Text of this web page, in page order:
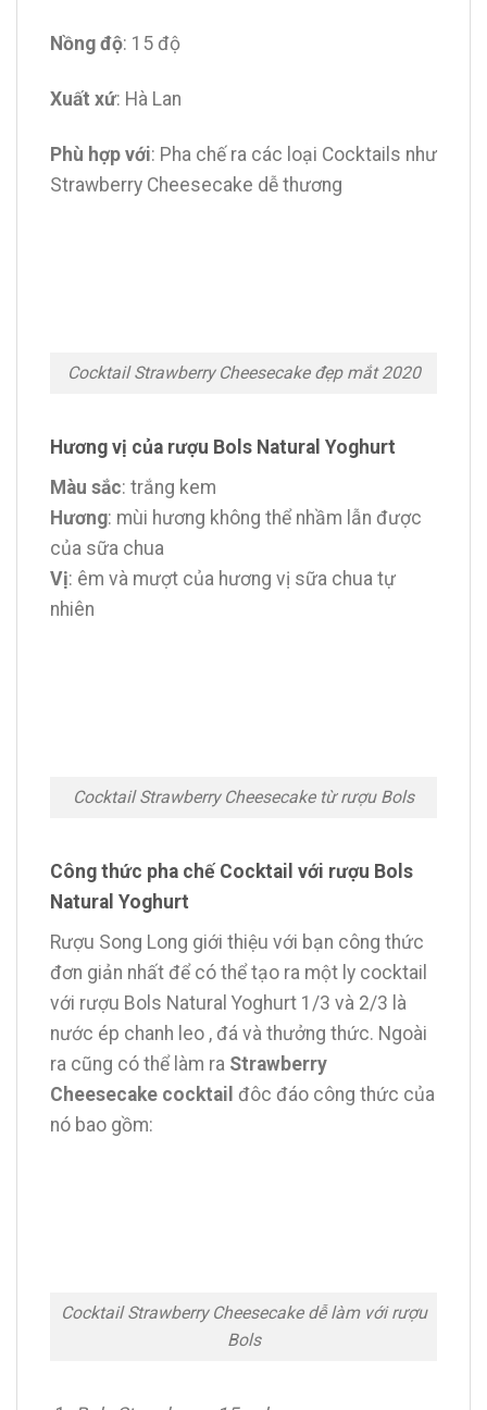
Nồng độ: 15 độ
Xuất xứ: Hà Lan
Phù hợp với: Pha chế ra các loại Cocktails như
Strawberry Cheesecake dễ thương
Cocktail Strawberry Cheesecake đẹp mắt 2020
Hương vị của rượu Bols Natural Yoghurt
Màu sắc: trắng kem
Hương: mùi hương không thể nhầm lẫn được
của sữa chua
Vị: êm và mượt của hương vị sữa chua tự
nhiên
Cocktail Strawberry Cheesecake từ rượu Bols
Công thức pha chế Cocktail với rượu Bols
Natural Yoghurt
Rượu Song Long giới thiệu với bạn công thức
đơn giản nhất để có thể tạo ra một ly cocktail
với rượu Bols Natural Yoghurt 1/3 và 2/3 là
nước ép chanh leo , đá và thưởng thức. Ngoài
ra cũng có thể làm ra Strawberry
Cheesecake cocktail đôc đáo công thức của
nó bao gồm:
Cocktail Strawberry Cheesecake dễ làm với rượu
Bols